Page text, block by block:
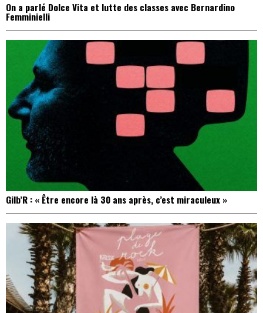
On a parlé Dolce Vita et lutte des classes avec Bernardino
Femminielli
Gilb’R : « Être encore là 30 ans après, c’est miraculeux »